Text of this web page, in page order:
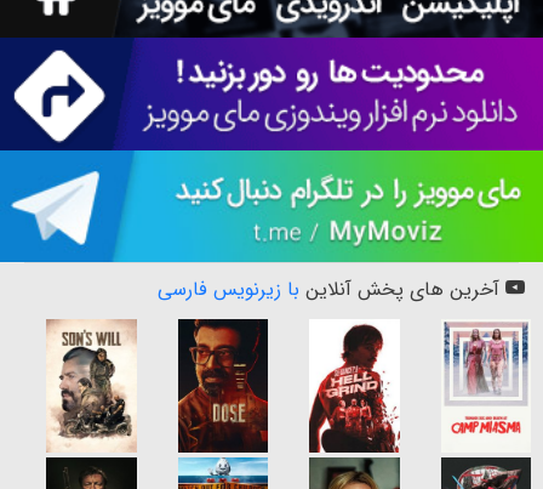
آخرین های پخش آنلاین با زیرنویس فارسی